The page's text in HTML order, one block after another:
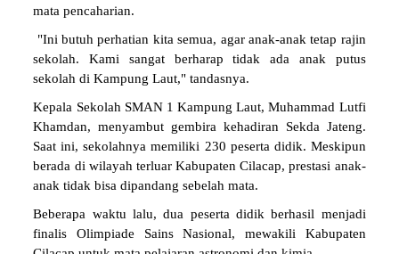
mata pencaharian.
"Ini butuh perhatian kita semua, agar anak-anak tetap rajin
sekolah. Kami sangat berharap tidak ada anak putus
sekolah di Kampung Laut," tandasnya.
Kepala Sekolah SMAN 1 Kampung Laut, Muhammad Lutfi
Khamdan, menyambut gembira kehadiran Sekda Jateng.
Saat ini, sekolahnya memiliki 230 peserta didik. Meskipun
berada di wilayah terluar Kabupaten Cilacap, prestasi anak-
anak tidak bisa dipandang sebelah mata.
Beberapa waktu lalu, dua peserta didik berhasil menjadi
finalis Olimpiade Sains Nasional, mewakili Kabupaten